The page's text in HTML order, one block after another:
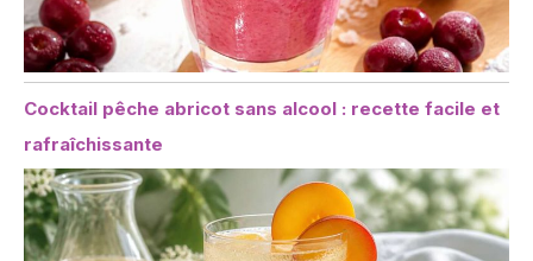
Cocktail pêche abricot sans alcool : recette facile et
rafraîchissante